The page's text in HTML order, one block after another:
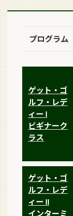
プログラム
ゲット・ゴ
ルフ・レデ
ィー I
ビギナーク
ラス
ゲット・ゴ
ルフ・レデ
ィー II
インターミ